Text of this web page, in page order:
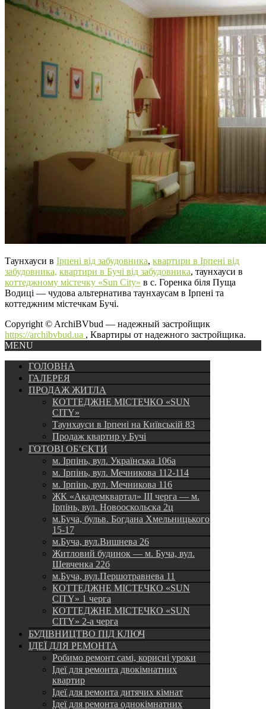
Таунхауси в Ірпені від забудовника, квартири в Ірпені від
забудовника, квартири в Бучі від забудовника, таунхауси в
коттеджному містечку «Sun City» в с. Горенка біля Пуща
Водиці — чудова альтернатива таунхаусам в Ірпені та
коттеджним містечкам Бучі.
Copyright © ArchiBVbud — надежный застройщик
https://archibvbud.ua , Квартиры от надежного застройщика.
MENU
ГОЛОВНА
ГАЛЕРЕЯ
ПРОДАЖ ЖИТЛА
КОТТЕДЖНЕ МІСТЕЧКО «SUN
CITY»
Таунхауси в Ірпені на Київській 83
Продаж квартир у Бучі
ГОТОВІ ОБ’ЄКТИ
м. Ірпінь, вул. Українська 106а
м. Ірпінь, вул. Мечникова 112-114
м. Ірпінь, вул. Мечникова 116
ЖК «Академквартал» III черга — м.
Ірпінь, вул. Новооскольска 2ц
м.Буча, бульв. Богдана Хмельницького
15-17
м.Буча, вул.Вишнева 26
Житловий будинок — м. Буча, вул.
Шевченка 22б
м.Буча, вул.Першотравнева 11
КОТТЕДЖНЕ МІСТЕЧКО «SUN
CITY» 1 черга
КОТТЕДЖНЕ МІСТЕЧКО «SUN
CITY» 2-а черга
БУДІВНИЦТВО ПІД КЛЮЧ
ІДЕЇ ДЛЯ РЕМОНТА
Робимо ремонт самі, корисні уроки
Ідеї для ремонта двокімнатних
квартир
Ідеї для ремонта дитячих кімнат
Ідеї для ремонта однокімнатних